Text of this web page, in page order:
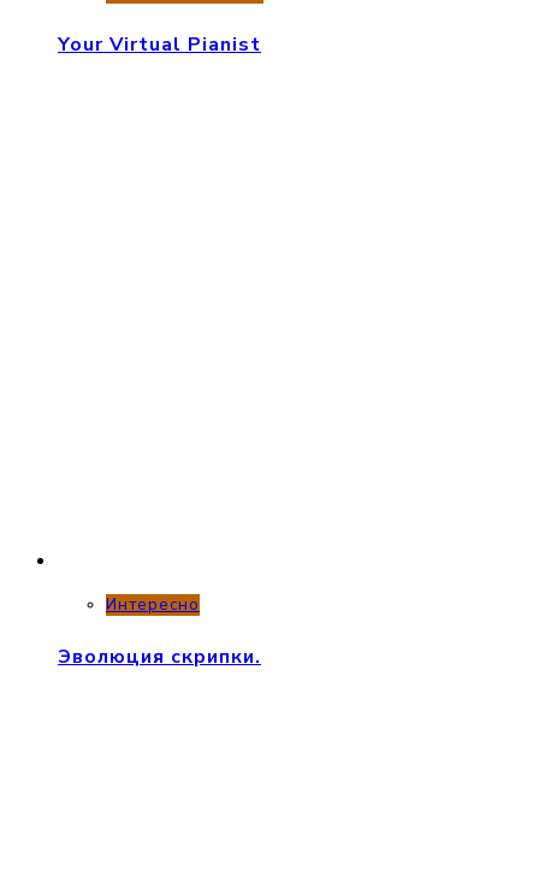
Your Virtual Pianist
Интересно
Эволюция скрипки.